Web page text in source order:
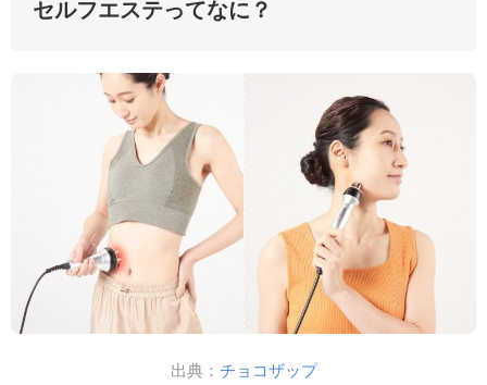
セルフエステってなに？
出典： チョコザップ